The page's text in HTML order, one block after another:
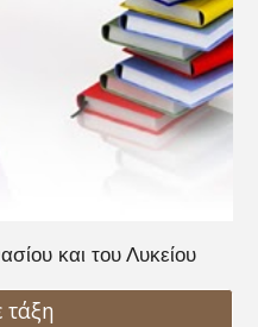
και του Λυκείου
τάξη